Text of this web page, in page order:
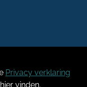
Privacy verklaring
vinden.